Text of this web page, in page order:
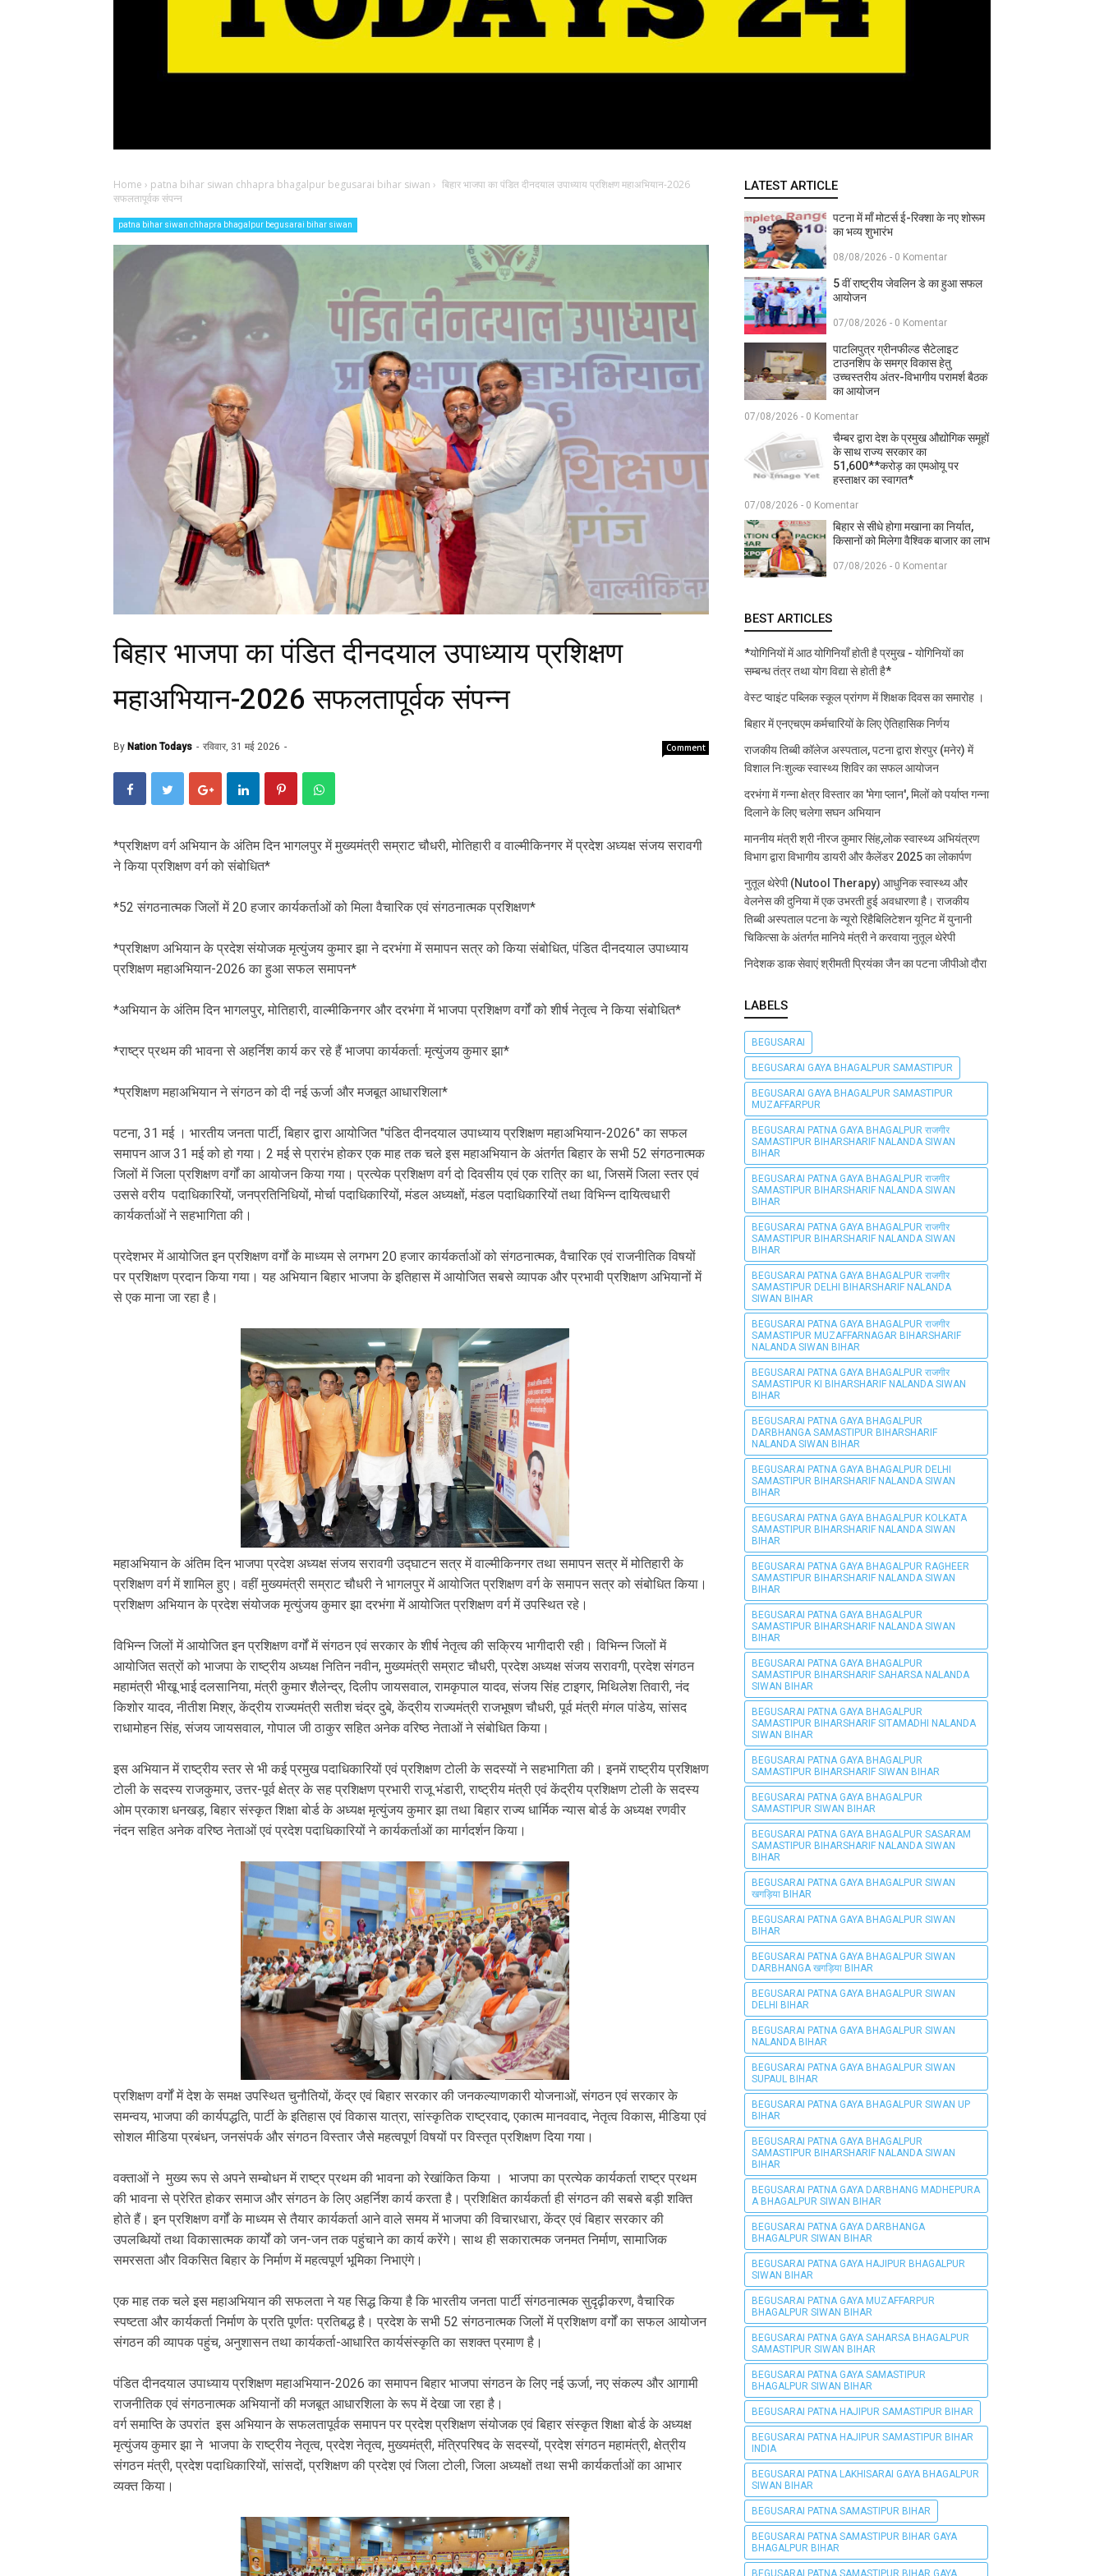
Home › patna bihar siwan chhapra bhagalpur begusarai bihar siwan › बिहार भाजपा का पंडित दीनदयाल उपाध्याय प्रशिक्षण महाअभियान-2026
सफलतापूर्वक संपन्न
patna bihar siwan chhapra bhagalpur begusarai bihar siwan
बिहार भाजपा का पंडित दीनदयाल उपाध्याय प्रशिक्षण
महाअभियान-2026 सफलतापूर्वक संपन्न
By Nation Todays रविवार, 31 मई 2026 Comment
‎*प्रशिक्षण वर्ग अभियान के अंतिम दिन भागलपुर में मुख्यमंत्री सम्राट चौधरी, मोतिहारी व वाल्मीकिनगर में प्रदेश अध्यक्ष संजय सरावगी
ने किया प्रशिक्षण वर्ग को संबोधित*
‎*52 संगठनात्मक जिलों में 20 हजार कार्यकर्ताओं को मिला वैचारिक एवं संगठनात्मक प्रशिक्षण*
‎*प्रशिक्षण अभियान के प्रदेश संयोजक मृत्युंजय कुमार झा ने दरभंगा में समापन सत्र को किया संबोधित, पंडित दीनदयाल उपाध्याय
प्रशिक्षण महाअभियान-2026 का हुआ सफल समापन*
‎*अभियान के अंतिम दिन भागलपुर, मोतिहारी, वाल्मीकिनगर और दरभंगा में भाजपा प्रशिक्षण वर्गों को शीर्ष नेतृत्व ने किया संबोधित*
‎*राष्ट्र प्रथम की भावना से अहर्निश कार्य कर रहे हैं भाजपा कार्यकर्ता: मृत्युंजय कुमार झा*
‎*प्रशिक्षण महाअभियान ने संगठन को दी नई ऊर्जा और मजबूत आधारशिला*
‎पटना, 31 मई । भारतीय जनता पार्टी, बिहार द्वारा आयोजित "पंडित दीनदयाल उपाध्याय प्रशिक्षण महाअभियान-2026" का सफल
समापन आज 31 मई को हो गया। 2 मई से प्रारंभ होकर एक माह तक चले इस महाअभियान के अंतर्गत बिहार के सभी 52 संगठनात्मक
जिलों में जिला प्रशिक्षण वर्गों का आयोजन किया गया। प्रत्येक प्रशिक्षण वर्ग दो दिवसीय एवं एक रात्रि का था, जिसमें जिला स्तर एवं
उससे वरीय पदाधिकारियों, जनप्रतिनिधियों, मोर्चा पदाधिकारियों, मंडल अध्यक्षों, मंडल पदाधिकारियों तथा विभिन्न दायित्वधारी
कार्यकर्ताओं ने सहभागिता की।
‎प्रदेशभर में आयोजित इन प्रशिक्षण वर्गों के माध्यम से लगभग 20 हजार कार्यकर्ताओं को संगठनात्मक, वैचारिक एवं राजनीतिक विषयों
पर प्रशिक्षण प्रदान किया गया। यह अभियान बिहार भाजपा के इतिहास में आयोजित सबसे व्यापक और प्रभावी प्रशिक्षण अभियानों में
से एक माना जा रहा है।
‎महाअभियान के अंतिम दिन भाजपा प्रदेश अध्यक्ष संजय सरावगी उद्घाटन सत्र में वाल्मीकिनगर तथा समापन सत्र में मोतिहारी के
प्रशिक्षण वर्ग में शामिल हुए। वहीं मुख्यमंत्री सम्राट चौधरी ने भागलपुर में आयोजित प्रशिक्षण वर्ग के समापन सत्र को संबोधित किया।
प्रशिक्षण अभियान के प्रदेश संयोजक मृत्युंजय कुमार झा दरभंगा में आयोजित प्रशिक्षण वर्ग में उपस्थित रहे।
‎विभिन्न जिलों में आयोजित इन प्रशिक्षण वर्गों में संगठन एवं सरकार के शीर्ष नेतृत्व की सक्रिय भागीदारी रही। विभिन्न जिलों में
आयोजित सत्रों को भाजपा के राष्ट्रीय अध्यक्ष नितिन नवीन, मुख्यमंत्री सम्राट चौधरी, प्रदेश अध्यक्ष संजय सरावगी, प्रदेश संगठन
महामंत्री भीखू भाई दलसानिया, मंत्री कुमार शैलेन्द्र, दिलीप जायसवाल, रामकृपाल यादव, संजय सिंह टाइगर, मिथिलेश तिवारी, नंद
किशोर यादव, नीतीश मिश्र, केंद्रीय राज्यमंत्री सतीश चंद्र दुबे, केंद्रीय राज्यमंत्री राजभूषण चौधरी, पूर्व मंत्री मंगल पांडेय, सांसद
राधामोहन सिंह, संजय जायसवाल, गोपाल जी ठाकुर सहित अनेक वरिष्ठ नेताओं ने संबोधित किया।
‎इस अभियान में राष्ट्रीय स्तर से भी कई प्रमुख पदाधिकारियों एवं प्रशिक्षण टोली के सदस्यों ने सहभागिता की। इनमें राष्ट्रीय प्रशिक्षण
टोली के सदस्य राजकुमार, उत्तर-पूर्व क्षेत्र के सह प्रशिक्षण प्रभारी राजू भंडारी, राष्ट्रीय मंत्री एवं केंद्रीय प्रशिक्षण टोली के सदस्य
ओम प्रकाश धनखड़, बिहार संस्कृत शिक्षा बोर्ड के अध्यक्ष मृत्युंजय कुमार झा तथा बिहार राज्य धार्मिक न्यास बोर्ड के अध्यक्ष रणवीर
नंदन सहित अनेक वरिष्ठ नेताओं एवं प्रदेश पदाधिकारियों ने कार्यकर्ताओं का मार्गदर्शन किया।
‎प्रशिक्षण वर्गों में देश के समक्ष उपस्थित चुनौतियों, केंद्र एवं बिहार सरकार की जनकल्याणकारी योजनाओं, संगठन एवं सरकार के
समन्वय, भाजपा की कार्यपद्धति, पार्टी के इतिहास एवं विकास यात्रा, सांस्कृतिक राष्ट्रवाद, एकात्म मानववाद, नेतृत्व विकास, मीडिया एवं
सोशल मीडिया प्रबंधन, जनसंपर्क और संगठन विस्तार जैसे महत्वपूर्ण विषयों पर विस्तृत प्रशिक्षण दिया गया।
‎वक्ताओं ने मुख्य रूप से अपने सम्बोधन में राष्ट्र प्रथम की भावना को रेखांकित किया । भाजपा का प्रत्येक कार्यकर्ता राष्ट्र प्रथम
की भावना से प्रेरित होकर समाज और संगठन के लिए अहर्निश कार्य करता है। प्रशिक्षित कार्यकर्ता ही संगठन की सबसे बड़ी शक्ति
होते हैं। इन प्रशिक्षण वर्गों के माध्यम से तैयार कार्यकर्ता आने वाले समय में भाजपा की विचारधारा, केंद्र एवं बिहार सरकार की
उपलब्धियों तथा विकासात्मक कार्यों को जन-जन तक पहुंचाने का कार्य करेंगे। साथ ही सकारात्मक जनमत निर्माण, सामाजिक
समरसता और विकसित बिहार के निर्माण में महत्वपूर्ण भूमिका निभाएंगे।
‎एक माह तक चले इस महाअभियान की सफलता ने यह सिद्ध किया है कि भारतीय जनता पार्टी संगठनात्मक सुदृढ़ीकरण, वैचारिक
स्पष्टता और कार्यकर्ता निर्माण के प्रति पूर्णतः प्रतिबद्ध है। प्रदेश के सभी 52 संगठनात्मक जिलों में प्रशिक्षण वर्गों का सफल आयोजन
संगठन की व्यापक पहुंच, अनुशासन तथा कार्यकर्ता-आधारित कार्यसंस्कृति का सशक्त प्रमाण है।
‎पंडित दीनदयाल उपाध्याय प्रशिक्षण महाअभियान-2026 का समापन बिहार भाजपा संगठन के लिए नई ऊर्जा, नए संकल्प और आगामी
राजनीतिक एवं संगठनात्मक अभियानों की मजबूत आधारशिला के रूप में देखा जा रहा है।
‎वर्ग समाप्ति के उपरांत इस अभियान के सफलतापूर्वक समापन पर प्रदेश प्रशिक्षण संयोजक एवं बिहार संस्कृत शिक्षा बोर्ड के अध्यक्ष
मृत्युंजय कुमार झा ने भाजपा के राष्ट्रीय नेतृत्व, प्रदेश नेतृत्व, मुख्यमंत्री, मंत्रिपरिषद के सदस्यों, प्रदेश संगठन महामंत्री, क्षेत्रीय
संगठन मंत्री, प्रदेश पदाधिकारियों, सांसदों, प्रशिक्षण की प्रदेश एवं जिला टोली, जिला अध्यक्षों तथा सभी कार्यकर्ताओं का आभार
व्यक्त किया।
LATEST ARTICLE
पटना में माँ मोटर्स ई-रिक्शा के नए शोरूम
का भव्य शुभारंभ
08/08/2026 - 0 Komentar
5 वीं राष्ट्रीय जेवलिन डे का हुआ सफल
आयोजन
07/08/2026 - 0 Komentar
पाटलिपुत्र ग्रीनफील्ड सैटेलाइट
टाउनशिप के समग्र विकास हेतु
उच्चस्तरीय अंतर-विभागीय परामर्श बैठक
का आयोजन
07/08/2026 - 0 Komentar
चैम्बर द्वारा देश के प्रमुख औद्योगिक समूहों
के साथ राज्य सरकार का
51,600**करोड़ का एमओयू पर
हस्ताक्षर का स्वागत*
07/08/2026 - 0 Komentar
बिहार से सीधे होगा मखाना का निर्यात,
किसानों को मिलेगा वैश्विक बाजार का लाभ
07/08/2026 - 0 Komentar
BEST ARTICLES
*योगिनियों में आठ योगिनियाँ होती है प्रमुख - योगिनियों का
सम्बन्ध तंत्र तथा योग विद्या से होती है*
वेस्ट प्वाइंट पब्लिक स्कूल प्रांगण में शिक्षक दिवस का समारोह ।
बिहार में एनएचएम कर्मचारियों के लिए ऐतिहासिक निर्णय
राजकीय तिब्बी कॉलेज अस्पताल, पटना द्वारा शेरपुर (मनेर) में
विशाल निःशुल्क स्वास्थ्य शिविर का सफल आयोजन
दरभंगा में गन्ना क्षेत्र विस्तार का 'मेगा प्लान', मिलों को पर्याप्त गन्ना
दिलाने के लिए चलेगा सघन अभियान
माननीय मंत्री श्री नीरज कुमार सिंह,लोक स्वास्थ्य अभियंत्रण
विभाग द्वारा विभागीय डायरी और कैलेंडर 2025 का लोकार्पण
नुतूल थेरेपी (Nutool Therapy) आधुनिक स्वास्थ्य और
वेलनेस की दुनिया में एक उभरती हुई अवधारणा है। राजकीय
तिब्बी अस्पताल पटना के न्यूरो रिहैबिलिटेशन यूनिट में युनानी
चिकित्सा के अंतर्गत मानिये मंत्री ने करवाया नुतूल थेरेपी
निदेशक डाक सेवाएं श्रीमती प्रियंका जैन का पटना जीपीओ दौरा
LABELS
BEGUSARAI
BEGUSARAI GAYA BHAGALPUR SAMASTIPUR
BEGUSARAI GAYA BHAGALPUR SAMASTIPUR
MUZAFFARPUR
BEGUSARAI PATNA GAYA BHAGALPUR राजगीर
SAMASTIPUR BIHARSHARIF NALANDA SIWAN
BIHAR
BEGUSARAI PATNA GAYA BHAGALPUR राजगीर
SAMASTIPUR BIHARSHARIF NALANDA SIWAN
BIHAR
BEGUSARAI PATNA GAYA BHAGALPUR राजगीर
SAMASTIPUR BIHARSHARIF NALANDA SIWAN
BIHAR
BEGUSARAI PATNA GAYA BHAGALPUR राजगीर
SAMASTIPUR DELHI BIHARSHARIF NALANDA
SIWAN BIHAR
BEGUSARAI PATNA GAYA BHAGALPUR राजगीर
SAMASTIPUR MUZAFFARNAGAR BIHARSHARIF
NALANDA SIWAN BIHAR
BEGUSARAI PATNA GAYA BHAGALPUR राजगीर
SAMASTIPUR KI BIHARSHARIF NALANDA SIWAN
BIHAR
BEGUSARAI PATNA GAYA BHAGALPUR
DARBHANGA SAMASTIPUR BIHARSHARIF
NALANDA SIWAN BIHAR
BEGUSARAI PATNA GAYA BHAGALPUR DELHI
SAMASTIPUR BIHARSHARIF NALANDA SIWAN
BIHAR
BEGUSARAI PATNA GAYA BHAGALPUR KOLKATA
SAMASTIPUR BIHARSHARIF NALANDA SIWAN
BIHAR
BEGUSARAI PATNA GAYA BHAGALPUR RAGHEER
SAMASTIPUR BIHARSHARIF NALANDA SIWAN
BIHAR
BEGUSARAI PATNA GAYA BHAGALPUR
SAMASTIPUR BIHARSHARIF NALANDA SIWAN
BIHAR
BEGUSARAI PATNA GAYA BHAGALPUR
SAMASTIPUR BIHARSHARIF SAHARSA NALANDA
SIWAN BIHAR
BEGUSARAI PATNA GAYA BHAGALPUR
SAMASTIPUR BIHARSHARIF SITAMADHI NALANDA
SIWAN BIHAR
BEGUSARAI PATNA GAYA BHAGALPUR
SAMASTIPUR BIHARSHARIF SIWAN BIHAR
BEGUSARAI PATNA GAYA BHAGALPUR
SAMASTIPUR SIWAN BIHAR
BEGUSARAI PATNA GAYA BHAGALPUR SASARAM
SAMASTIPUR BIHARSHARIF NALANDA SIWAN
BIHAR
BEGUSARAI PATNA GAYA BHAGALPUR SIWAN
खगड़िया BIHAR
BEGUSARAI PATNA GAYA BHAGALPUR SIWAN
BIHAR
BEGUSARAI PATNA GAYA BHAGALPUR SIWAN
DARBHANGA खगड़िया BIHAR
BEGUSARAI PATNA GAYA BHAGALPUR SIWAN
DELHI BIHAR
BEGUSARAI PATNA GAYA BHAGALPUR SIWAN
NALANDA BIHAR
BEGUSARAI PATNA GAYA BHAGALPUR SIWAN
SUPAUL BIHAR
BEGUSARAI PATNA GAYA BHAGALPUR SIWAN UP
BIHAR
BEGUSARAI PATNA GAYA BHAGALPUR
SAMASTIPUR BIHARSHARIF NALANDA SIWAN
BIHAR
BEGUSARAI PATNA GAYA DARBHANG MADHEPURA
A BHAGALPUR SIWAN BIHAR
BEGUSARAI PATNA GAYA DARBHANGA
BHAGALPUR SIWAN BIHAR
BEGUSARAI PATNA GAYA HAJIPUR BHAGALPUR
SIWAN BIHAR
BEGUSARAI PATNA GAYA MUZAFFARPUR
BHAGALPUR SIWAN BIHAR
BEGUSARAI PATNA GAYA SAHARSA BHAGALPUR
SAMASTIPUR SIWAN BIHAR
BEGUSARAI PATNA GAYA SAMASTIPUR
BHAGALPUR SIWAN BIHAR
BEGUSARAI PATNA HAJIPUR SAMASTIPUR BIHAR
BEGUSARAI PATNA HAJIPUR SAMASTIPUR BIHAR
INDIA
BEGUSARAI PATNA LAKHISARAI GAYA BHAGALPUR
SIWAN BIHAR
BEGUSARAI PATNA SAMASTIPUR BIHAR
BEGUSARAI PATNA SAMASTIPUR BIHAR GAYA
BHAGALPUR BIHAR
BEGUSARAI PATNA SAMASTIPUR BIHAR GAYA